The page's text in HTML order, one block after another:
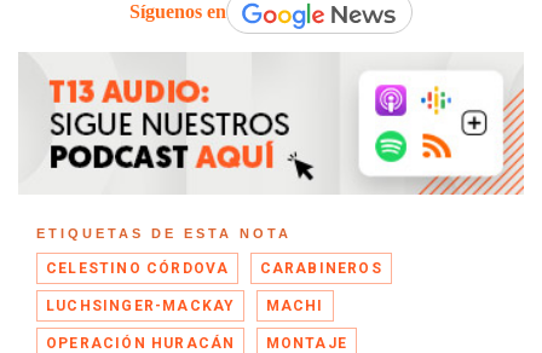
Síguenos en
ETIQUETAS DE ESTA NOTA
CELESTINO CÓRDOVA CARABINEROS
LUCHSINGER-MACKAY MACHI
OPERACIÓN HURACÁN MONTAJE